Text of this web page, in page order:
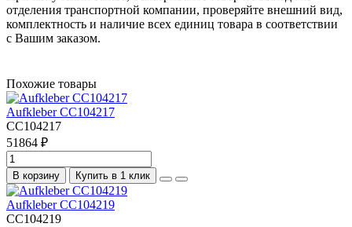
отделения транспортной компании, проверяйте внешний вид,
комплектность и наличие всех единиц товара в соответствии
с Вашим заказом.
Похожие товары
Aufkleber CC104217
CC104217
51864 ₽
В корзину Купить в 1 клик
Aufkleber CC104219
CC104219